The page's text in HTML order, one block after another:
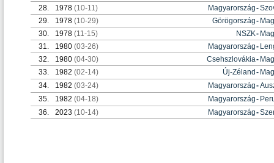
28.
1978 (10-11) Magyarország-
29.
1978 (10-29) Görögország-
30.
1978 (11-15) NSZK-
31.
1980 (03-26) Magyarország-
32.
1980 (04-30) Csehszlovákia-
33.
1982 (02-14) Új-Zéland -
34.
1982 (03-24) Magyarország-
35.
1982 (04-18) Magyarország-
36.
2023 (10-14) Magyarország-